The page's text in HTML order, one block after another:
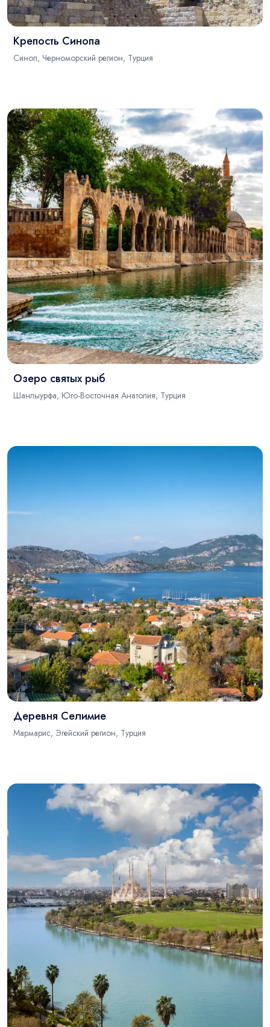
Крепость Синопа
Синоп, Черноморский регион, Турция
Озеро святых рыб
Шанлыурфа, Юго-Восточная Анатолия, Турция
Деревня Селимие
Мармарис, Эгейский регион, Турция